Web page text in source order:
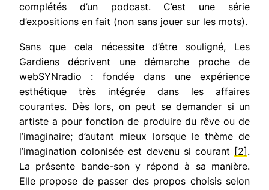
complétés d’un podcast. C’est une série
d’expositions en fait (non sans jouer sur les mots).
Sans que cela nécessite d’être souligné, Les
Gardiens décrivent une démarche proche de
webSYNradio : fondée dans une expérience
esthétique très intégrée dans les affaires
courantes. Dès lors, on peut se demander si un
artiste a pour fonction de produire du rêve ou de
l’imaginaire; d’autant mieux lorsque le thème de
l’imagination colonisée est devenu si courant [2].
La présente bande-son y répond à sa manière.
Elle propose de passer des propos choisis selon